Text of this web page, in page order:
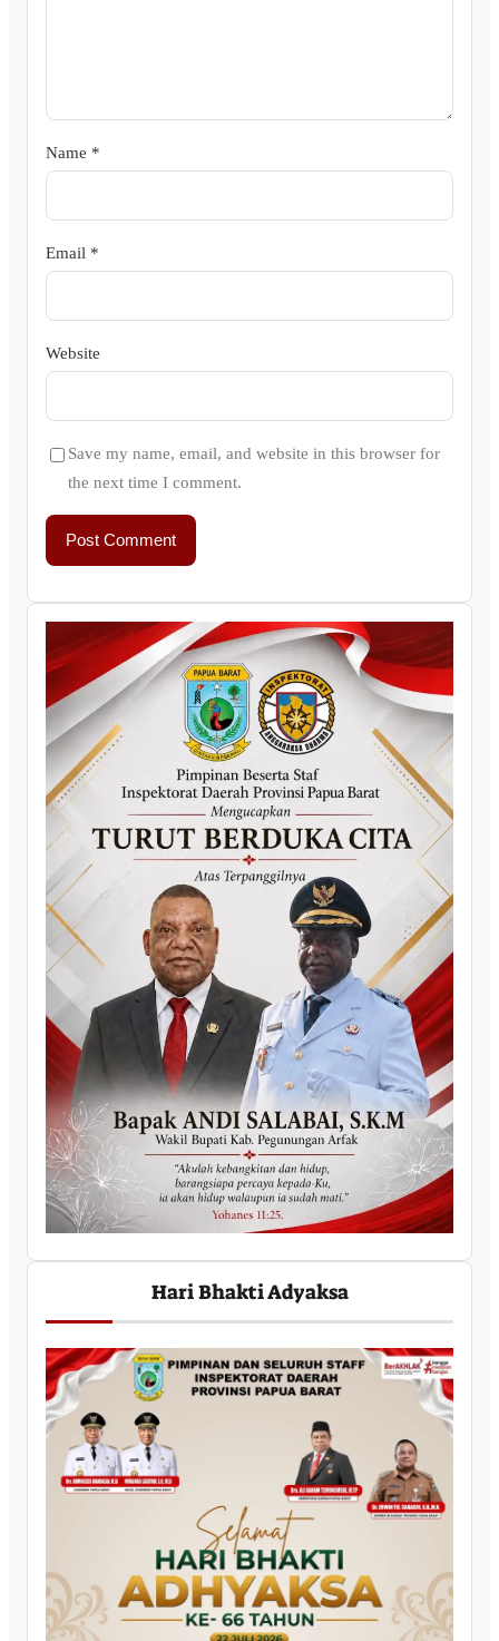
Name *
Email *
Website
Save my name, email, and website in this browser for
the next time I comment.
Hari Bhakti Adyaksa